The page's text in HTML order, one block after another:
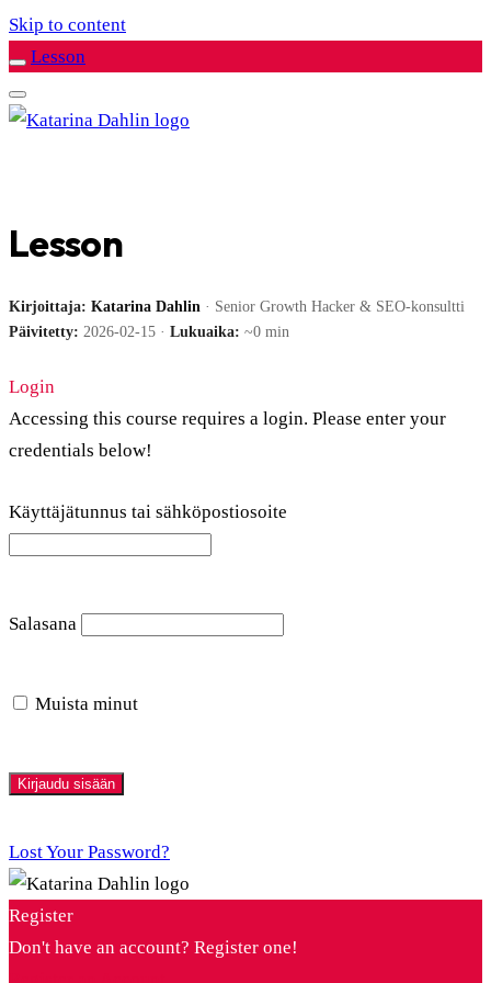
Skip to content
Lesson
Lesson
Kirjoittaja: Katarina Dahlin · Senior Growth Hacker & SEO-konsultti
Päivitetty: 2026-02-15 · Lukuaika: ~0 min
Login
Accessing this course requires a login. Please enter your
credentials below!
Käyttäjätunnus tai sähköpostiosoite
Salasana
Muista minut
Lost Your Password?
Register
Don't have an account? Register one!